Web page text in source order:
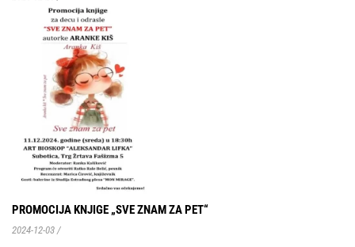
PROMOCIJA KNJIGE „SVE ZNAM ZA PET“
2024-12-03 /